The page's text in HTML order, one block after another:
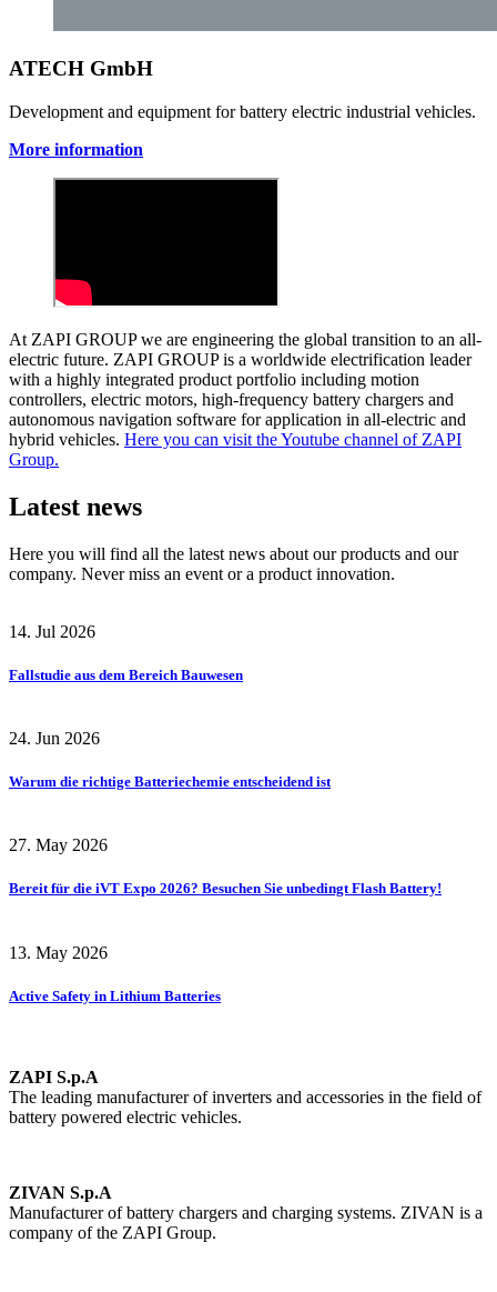
ATECH GmbH
Development and equipment for battery electric industrial vehicles.
More information
At ZAPI GROUP we are engineering the global transition to an all-
electric future. ZAPI GROUP is a worldwide electrification leader
with a highly integrated product portfolio including motion
controllers, electric motors, high-frequency battery chargers and
autonomous navigation software for application in all-electric and
hybrid vehicles. Here you can visit the Youtube channel of ZAPI
Group.
Latest news
Here you will find all the latest news about our products and our
company. Never miss an event or a product innovation.
14. Jul 2026
Fallstudie aus dem Bereich Bauwesen
24. Jun 2026
Warum die richtige Batteriechemie entscheidend ist
27. May 2026
Bereit für die iVT Expo 2026? Besuchen Sie unbedingt Flash Battery!
13. May 2026
Active Safety in Lithium Batteries
ZAPI S.p.A
The leading manufacturer of inverters and accessories in the field of
battery powered electric vehicles.
ZIVAN S.p.A
Manufacturer of battery chargers and charging systems. ZIVAN is a
company of the ZAPI Group.